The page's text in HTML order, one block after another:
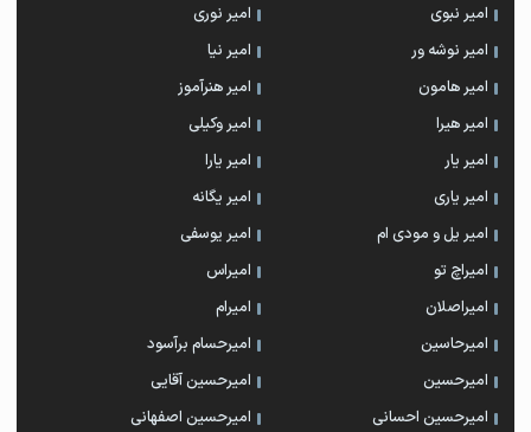
امیر نبوی
امیر نوری
امیر نوشه ور
امیر نیا
امیر هامون
امیر هنرآموز
امیر هیرا
امیر وکیلی
امیر یار
امیر یارا
امیر یاری
امیر یگانه
امیر یل و مودی ام
امیر یوسفی
امیراچ تو
امیراس
امیراصلان
امیرام
امیرحاسین
امیرحسام برآسود
امیرحسین
امیرحسین آقایی
امیرحسین احسانی
امیرحسین اصفهانی